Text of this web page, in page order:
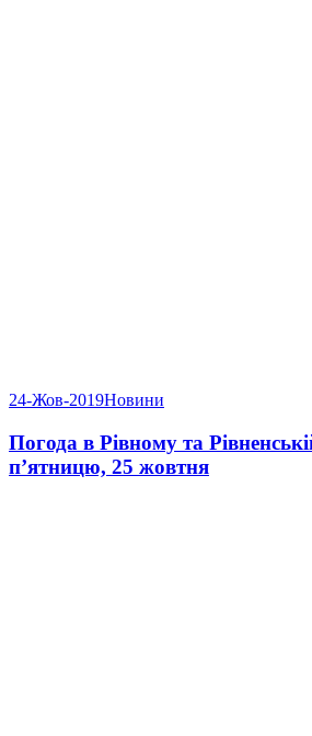
24-Жов-2019Новини
Погода в Рівному та
п’ятницю, 25 жовтня